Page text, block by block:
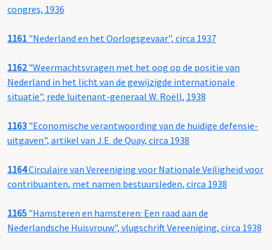
congres, 1936
1161 "Nederland en het Oorlogsgevaar", circa 1937
1162"Weermachtsvragen met het oog op de positie van
Nederland in het licht van de gewijzigde internationale
situatie", rede luitenant-generaal W. Roëll, 1938
1163 "Economische verantwoording van de huidige defensie-
uitgaven", artikel van J.E. de Quay, circa 1938
1164Circulaire van Vereeniging voor Nationale Veiligheid voor
contribuanten, met namen bestuursleden, circa 1938
1165 "Hamsteren en hamsteren: Een raad aan de
Nederlandsche Huisvrouw", vlugschrift Vereeniging, circa 1938